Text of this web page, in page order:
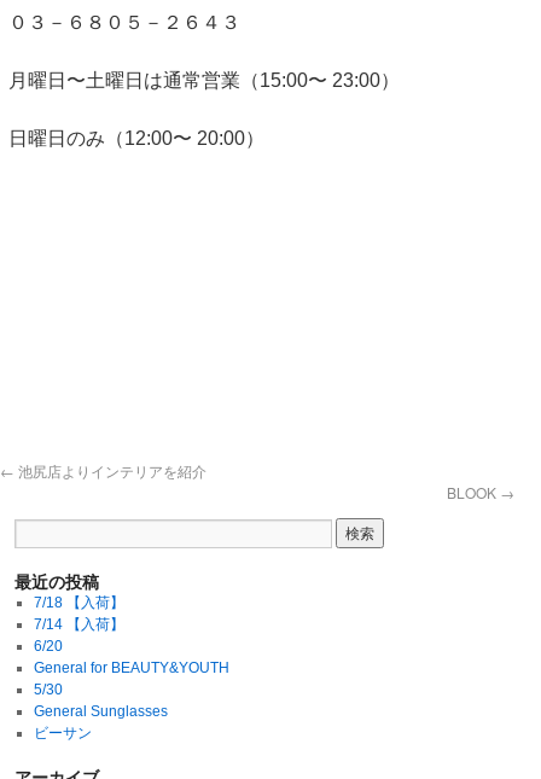
０３－６８０５－２６４３
月曜日〜土曜日は通常営業（15:00〜 23:00）
日曜日のみ（12:00〜 20:00）
← 池尻店よりインテリアを紹介
BLOOK →
最近の投稿
7/18 【入荷】
7/14 【入荷】
6/20
General for BEAUTY&YOUTH
5/30
General Sunglasses
ビーサン